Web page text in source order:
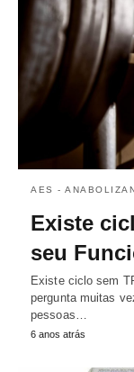
AES -
Existe
seu
Existe ciclo sem
pergunta muitas
pessoas…
6 anos atrás